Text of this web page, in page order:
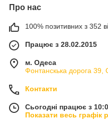
Про нас
100% позитивних з 352
Працює з 28.02.2015
м. Одеса
Фонтанскька дорога 39,
Контакти
Сьогодні працює з
Показати весь графік